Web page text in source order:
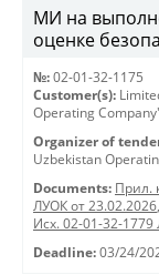
МИ на
оценке
№: 02-01-32-1175
Customer(s):
Operating
Organizer of
Uzbekistan
Documents: Прил.
ЛУОК от 23.02.2026,
Исх. 02-01-32-
Deadline: 03/24/